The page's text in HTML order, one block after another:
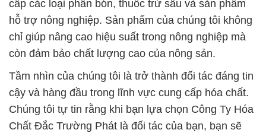
cấp các loại phân bón, thuốc trừ sâu và sản phẩm
hỗ trợ nông nghiệp. Sản phẩm của chúng tôi không
chỉ giúp nâng cao hiệu suất trong nông nghiệp mà
còn đảm bảo chất lượng cao của nông sản.
Tầm nhìn của chúng tôi là trở thành đối tác đáng tin
cậy và hàng đầu trong lĩnh vực cung cấp hóa chất.
Chúng tôi tự tin rằng khi bạn lựa chọn Công Ty Hóa
Chất Đắc Trường Phát là đối tác của bạn, bạn sẽ